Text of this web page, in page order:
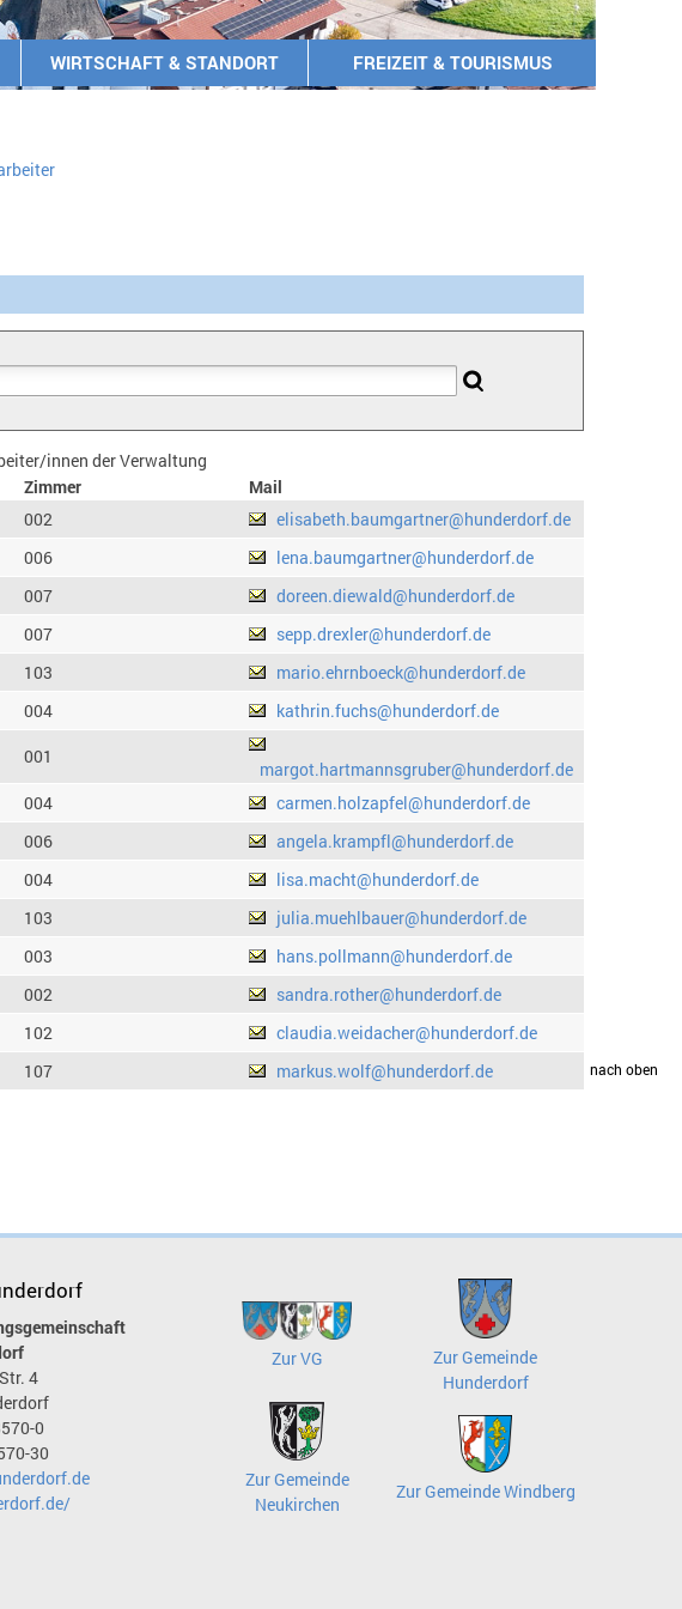
WIRTSCHAFT & STANDORT FREIZEIT & TOURISMUS
innen der Verwaltung
Zimmer
Mail
002
elisabeth.baumgartner@hunderdorf.de
006
lena.baumgartner@hunderdorf.de
007
doreen.diewald@hunderdorf.de
007
sepp.drexler@hunderdorf.de
103
mario.ehrnboeck@hunderdorf.de
004
kathrin.fuchs@hunderdorf.de
001
margot.hartmannsgruber@hunderdorf.de
004
carmen.holzapfel@hunderdorf.de
006
angela.krampfl@hunderdorf.de
004
lisa.macht@hunderdorf.de
103
julia.muehlbauer@hunderdorf.de
003
hans.pollmann@hunderdorf.de
002
sandra.rother@hunderdorf.de
102
claudia.weidacher@hunderdorf.de
107 markus.wolf@hunderdorf.dedrucken nach oben
4
0
30
Zur VG
Zur Gemeinde
Hunderdorf
Zur Gemeinde
Neukirchen
Zur Gemeinde Windberg